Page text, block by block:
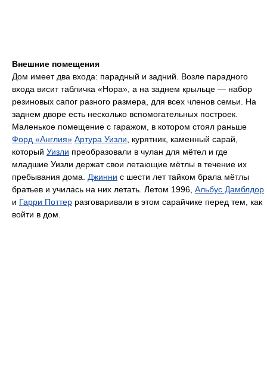
Внешние помещения
Дом имеет два входа: парадный и задний. Возле парадного
входа висит табличка «Нора», а на заднем крыльце — набор
резиновых сапог разного размера, для всех членов семьи. На
заднем дворе есть несколько вспомогательных построек.
Маленькое помещение с гаражом, в котором стоял раньше
Форд «Англия» Артура Уизли , курятник, каменный сарай,
который Уизли преобразовали в чулан для мётел и где
младшие Уизли держат свои летающие мётлы в течение их
пребывания дома. Джинни с шести лет тайком брала мётлы
братьев и училась на них летать. Летом 1996, Альбус Дамблдор
и Гарри Поттер разговаривали в этом сарайчике перед тем, как
войти в дом.